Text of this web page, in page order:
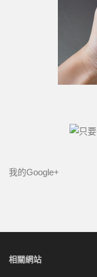
我的Google+
相關網站